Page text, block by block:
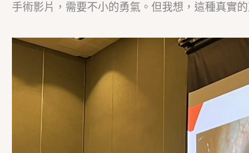
手術影片，需要不小的勇氣。但我想，這種真實